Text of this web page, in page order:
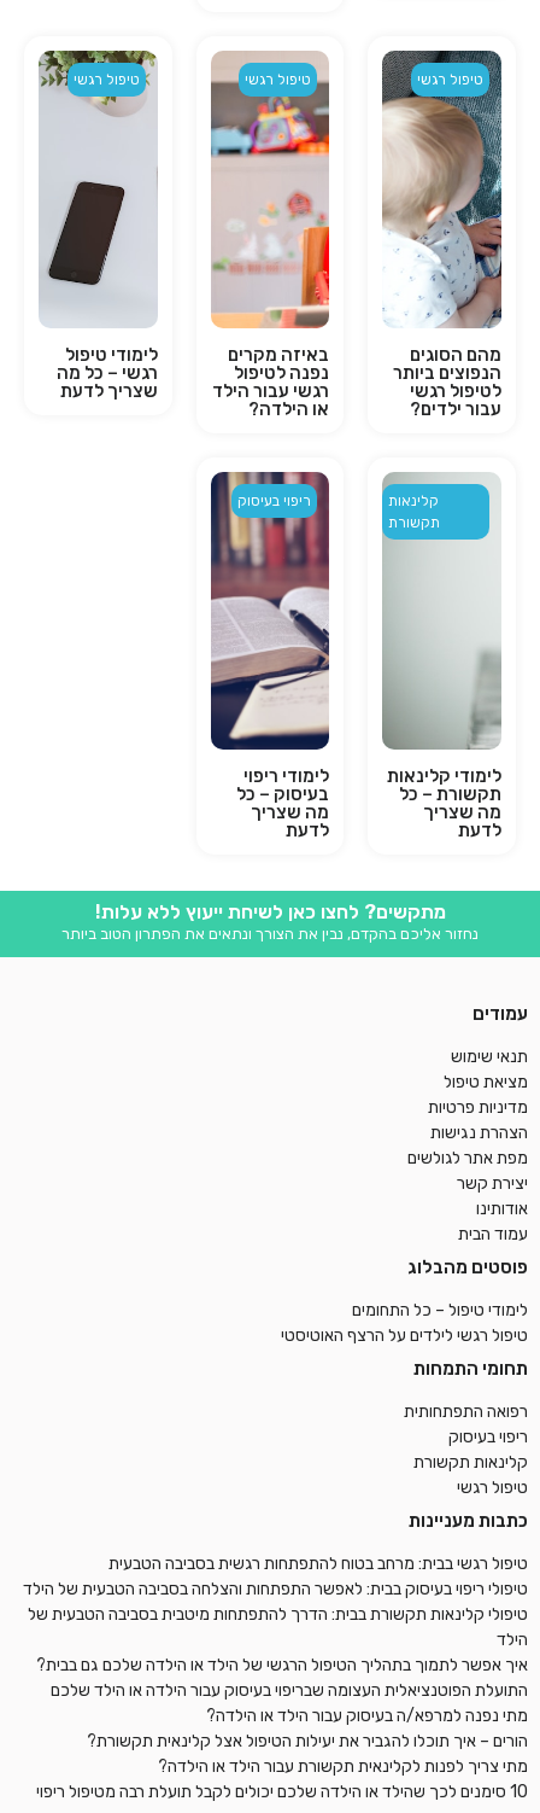
טיפול רגשי
מהם הסוגים
הנפוצים ביותר
לטיפול רגשי
עבור ילדים?
טיפול רגשי
באיזה מקרים
נפנה לטיפול
רגשי עבור הילד
או הילדה?
טיפול רגשי
לימודי טיפול
רגשי – כל מה
שצריך לדעת
קלינאות
תקשורת
לימודי קלינאות
תקשורת – כל
מה שצריך
לדעת
ריפוי בעיסוק
לימודי ריפוי
בעיסוק – כל
מה שצריך
לדעת
מתקשים? לחצו כאן לשיחת ייעוץ ללא עלות!
נחזור אליכם בהקדם, נבין את הצורך ונתאים את הפתרון הטוב ביותר
עמודים
תנאי שימוש
מציאת טיפול
מדיניות פרטיות
הצהרת נגישות
מפת אתר לגולשים
יצירת קשר
אודותינו
עמוד הבית
פוסטים מהבלוג
לימודי טיפול – כל התחומים
טיפול רגשי לילדים על הרצף האוטיסטי
תחומי התמחות
רפואה התפתחותית
ריפוי בעיסוק
קלינאות תקשורת
טיפול רגשי
כתבות מעניינות
טיפול רגשי בבית: מרחב בטוח להתפתחות רגשית בסביבה הטבעית
טיפולי ריפוי בעיסוק בבית: לאפשר התפתחות והצלחה בסביבה הטבעית של הילד
טיפולי קלינאות תקשורת בבית: הדרך להתפתחות מיטבית בסביבה הטבעית של
הילד
איך אפשר לתמוך בתהליך הטיפול הרגשי של הילד או הילדה שלכם גם בבית?
התועלת הפוטנציאלית העצומה שבריפוי בעיסוק עבור הילדה או הילד שלכם
מתי נפנה למרפא/ה בעיסוק עבור הילד או הילדה?
הורים – איך תוכלו להגביר את יעילות הטיפול אצל קלינאית תקשורת?
מתי צריך לפנות לקלינאית תקשורת עבור הילד או הילדה?
10 סימנים לכך שהילד או הילדה שלכם יכולים לקבל תועלת רבה מטיפול ריפוי